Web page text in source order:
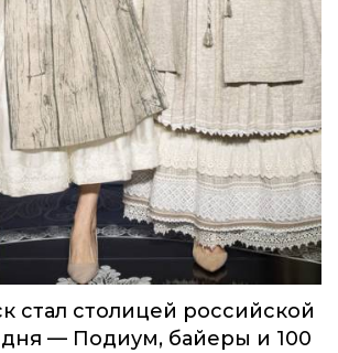
стал столицей российской
— Подиум, байеры и 100